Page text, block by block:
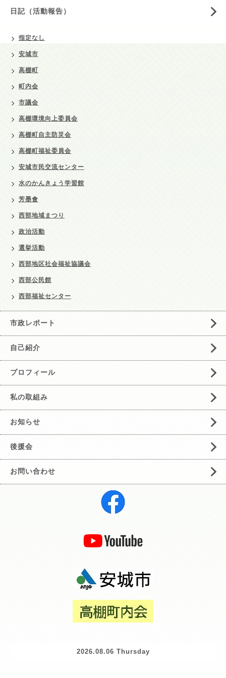
日記（活動報告）
指定なし
安城市
高棚町
町内会
市議会
高棚環境向上委員会
高棚町自主防災会
高棚町福祉委員会
安城市民交流センター
水のかんきょう学習館
芳墨會
西部地域まつり
政治活動
選挙活動
西部地区社会福祉協議会
西部公民館
西部福祉センター
市政レポート
自己紹介
プロフィール
私の取組み
お知らせ
後援会
お問い合わせ
2026.08.06 Thursday